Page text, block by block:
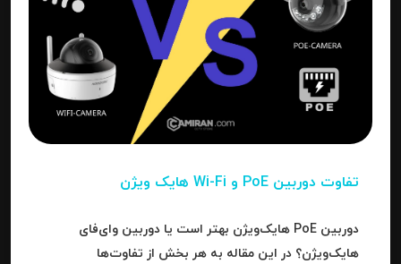
تفاوت دوربین PoE و Wi-Fi هایک‌ ویژن
دوربین PoE هایک‌ویژن بهتر است یا دوربین وای‌فای
هایک‌ویژن؟ در این مقاله به هر بخش از تفاوت‌ها